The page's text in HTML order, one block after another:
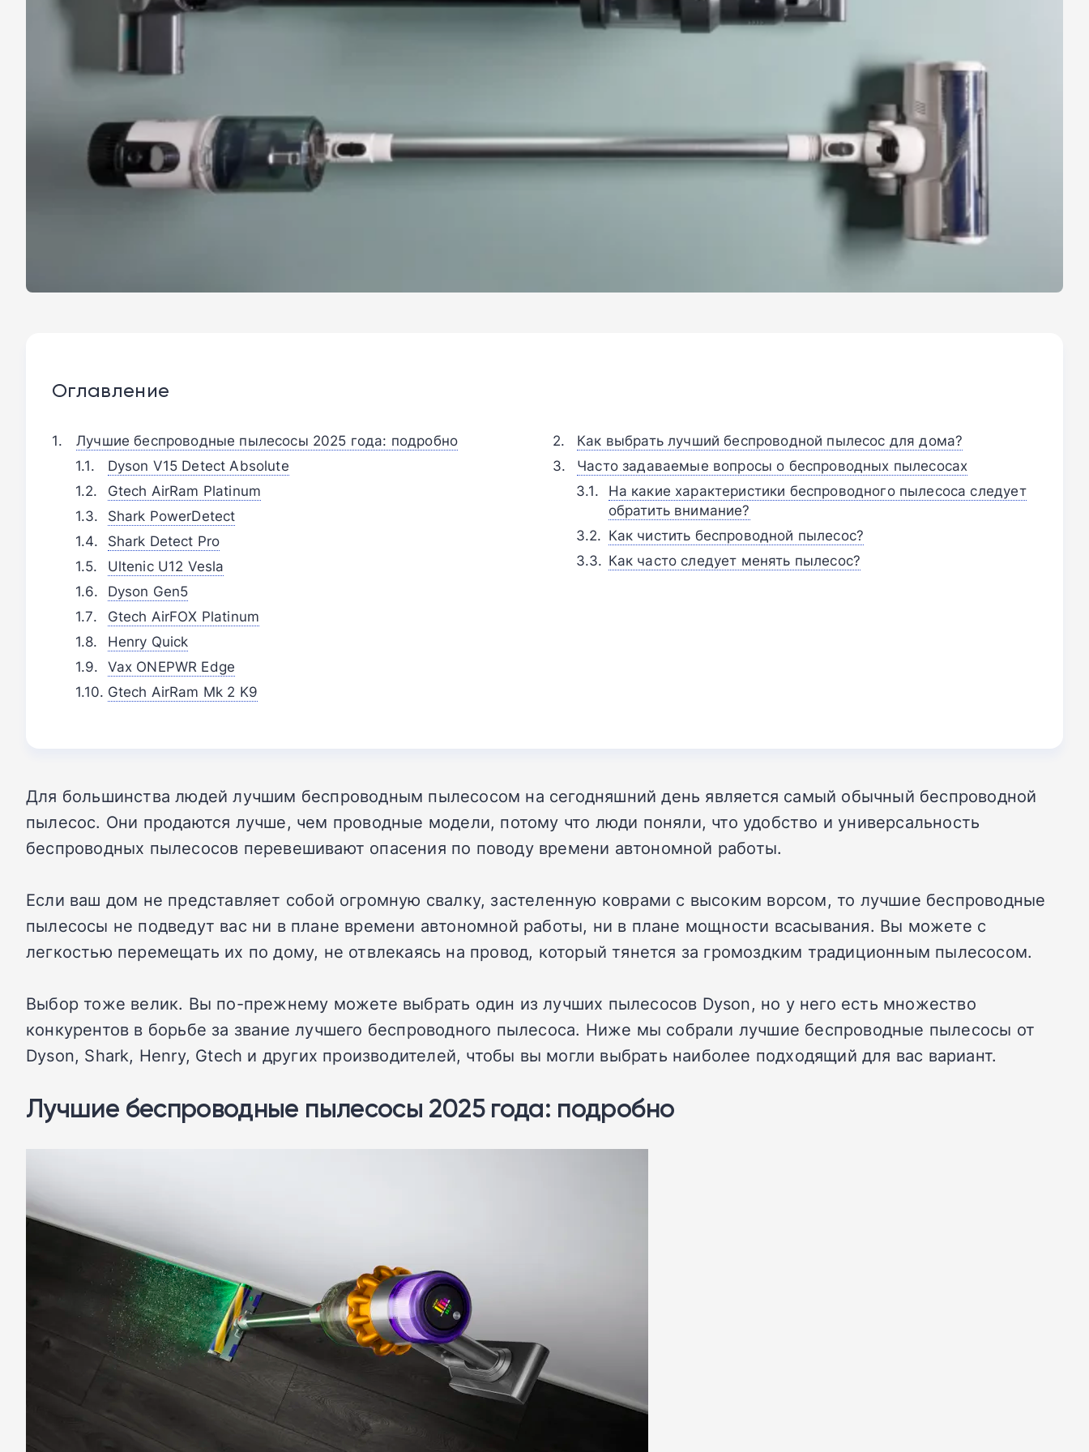
Оглавление
Лучшие беспроводные пылесосы 2025 года: подробно
Dyson V15 Detect Absolute󠁩󠁩󠁩󠁩󠁩󠁩
Gtech AirRam Platinum󠁩󠁩󠁩󠁩󠁩󠁩
Shark PowerDetect󠁩󠁩󠁩󠁩󠁩󠁩
Shark Detect Pro
Ultenic U12 Vesla󠁩󠁩󠁩󠁩󠁩󠁩
Dyson Gen5
Gtech AirFOX Platinum
Henry Quick
Vax ONEPWR Edge
Gtech AirRam Mk 2 K9
Как выбрать лучший беспроводной пылесос для дома?
Часто задаваемые вопросы о беспроводных пылесосах
На какие характеристики беспроводного пылесоса следует
обратить внимание?
Как чистить беспроводной пылесос?
Как часто следует менять пылесос?
Для большинства людей лучшим беспроводным пылесосом на сегодняшний день является самый обычный беспроводной
пылесос. Они продаются лучше, чем проводные модели, потому что люди поняли, что удобство и универсальность
беспроводных пылесосов перевешивают опасения по поводу времени автономной работы.
Если ваш дом не представляет собой огромную свалку, застеленную коврами с высоким ворсом, то лучшие беспроводные
пылесосы не подведут вас ни в плане времени автономной работы, ни в плане мощности всасывания. Вы можете с
легкостью перемещать их по дому, не отвлекаясь на провод, который тянется за громоздким традиционным пылесосом.
Выбор тоже велик. Вы по-прежнему можете выбрать один из лучших пылесосов Dyson, но у него есть множество
конкурентов в борьбе за звание лучшего беспроводного пылесоса. Ниже мы собрали лучшие беспроводные пылесосы от
Dyson, Shark, Henry, Gtech и других производителей, чтобы вы могли выбрать наиболее подходящий для вас вариант.
Лучшие беспроводные пылесосы 2025 года: подробно